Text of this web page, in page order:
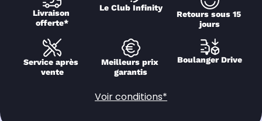
Livraison
offerte*
Le Club Infinity
Retours sous 15
jours
Service après
vente
Meilleurs prix
garantis
Boulanger Drive
Voir conditions*